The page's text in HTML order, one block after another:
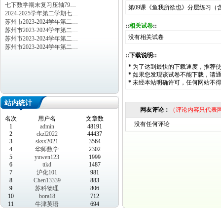
七下数学期末复习压轴79…
2024-2025学年第二学期七…
苏州市2023-2024学年第二…
苏州市2023-2024学年第二…
苏州市2023-2024学年第二…
苏州市2023-2024学年第二…
站内统计
名次 用户名
文章数
1
admin
48191
2
ckzl2022
44437
3
sksx2021
3564
4
华师数学
2302
5
yuwen123
1999
6
ttkd
1487
7
沪化101
981
8
Chen13339
883
9
苏科物理
806
10
bora18
712
11
牛津英语
694
第09课《鱼我所欲也》分层练习（
::相关试卷::
没有相关试卷
::下载说明::
* 为了达到最快的下载速度，推荐
* 如果您发现该试卷不能下载，请
* 未经本站明确许可，任何网站不
网友评论： （评论内容只代
没有任何评论